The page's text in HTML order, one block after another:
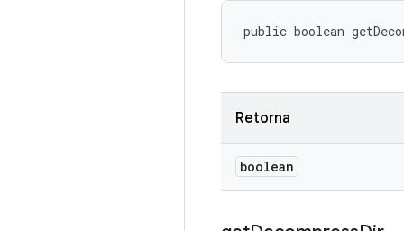
public boolean
Retorna
boolean